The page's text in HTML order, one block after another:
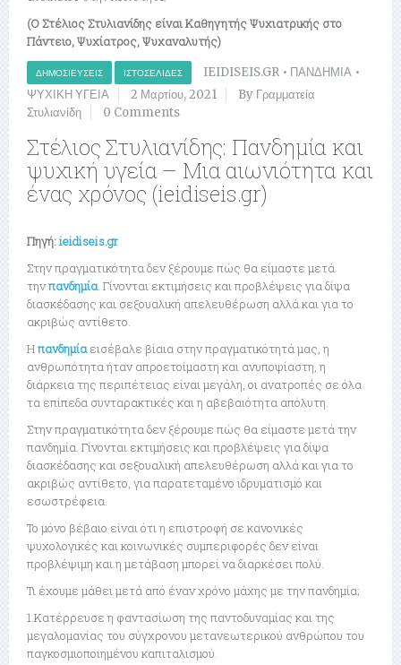
(Ο Στέλιος Στυλιανίδης είναι Καθηγητής Ψυχιατρικής στο
Πάντειο, Ψυχίατρος, Ψυχαναλυτής)
ΔΗΜΟΣΙΕΎΣΕΙΣ ΙΣΤΟΣΕΛΊΔΕΣ IEIDISEIS.GR • ΠΑΝΔΗΜΙΑ •
ΨΥΧΙΚΗ ΥΓΕΙΑ
2 Μαρτίου, 2021
By Γραμματεία
Στυλιανίδη
0 Comments
Στέλιος Στυλιανίδης: Πανδημία και
ψυχική υγεία – Μια αιωνιότητα και
ένας χρόνος (ieidiseis.gr)
Πηγή:ieidiseis.gr
Στην πραγματικότητα δεν ξέρουμε πώς θα είμαστε μετά
τηνπανδημία. Γίνονται εκτιμήσεις και προβλέψεις για δίψα
διασκέδασης και σεξουαλική απελευθέρωση αλλά και για το
ακριβώς αντίθετο.
Ηπανδημία εισέβαλε βίαια στην πραγματικότητά μας, η
ανθρωπότητα ήταν απροετοίμαστη και ανυποψίαστη, η
διάρκεια της περιπέτειας είναι μεγάλη, οι ανατροπές σε όλα
τα επίπεδα συνταρακτικές και η αβεβαιότητα απόλυτη.
Στην πραγματικότητα δεν ξέρουμε πώς θα είμαστε μετά την
πανδημία. Γίνονται εκτιμήσεις και προβλέψεις για δίψα
διασκέδασης και σεξουαλική απελευθέρωση αλλά και για το
ακριβώς αντίθετο, για παρατεταμένο ιδρυματισμό και
εσωστρέφεια.
Το μόνο βέβαιο είναι ότι η επιστροφή σε κανονικές
ψυχολογικές και κοινωνικές συμπεριφορές δεν είναι
προβλέψιμη και η μετάβαση μπορεί να διαρκέσει πολύ.
Τι έχουμε μάθει μετά από έναν χρόνο μάχης με την πανδημία;
1.Κατέρρευσε η φαντασίωση της παντοδυναμίας και της
μεγαλομανίας του σύγχρονου μετανεωτερικού ανθρώπου του
παγκοσμιοποιημένου καπιταλισμού.